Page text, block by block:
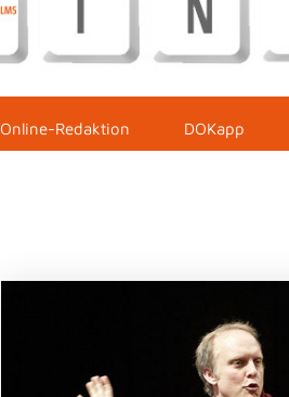
Online-Redaktion DOKapp